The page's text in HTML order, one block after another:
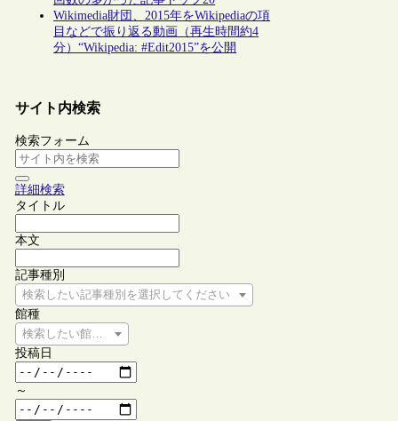
Wikimedia財団、2015年をWikipediaの項
目などで振り返る動画（再生時間約4
分）“Wikipedia: #Edit2015”を公開
サイト内検索
検索フォーム
詳細検索
タイトル
本文
記事種別
検索したい記事種別を選択してください
館種
検索したい館種を選択してください
投稿日
～